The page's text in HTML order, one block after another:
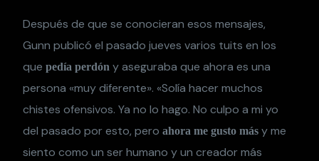
Después de que se conocieran esos mensajes,
Gunn publicó el pasado jueves varios tuits en los
quepedía perdón y aseguraba que ahora es una
persona «muy diferente». «Solía hacer muchos
chistes ofensivos. Ya no lo hago. No culpo a mi yo
del pasado por esto, peroahora me gusto más y me
siento como un ser humano y un creador más